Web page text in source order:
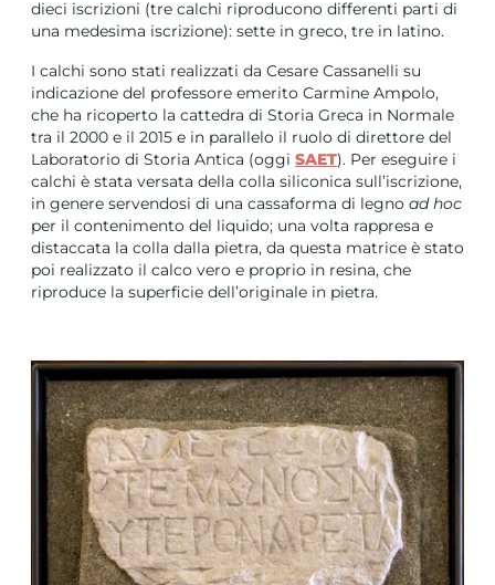
dieci iscrizioni (tre calchi riproducono differenti parti di
una medesima iscrizione): sette in greco, tre in latino.
I calchi sono stati realizzati da Cesare Cassanelli su
indicazione del professore emerito Carmine Ampolo,
che ha ricoperto la cattedra di Storia Greca in Normale
tra il 2000 e il 2015 e in parallelo il ruolo di direttore del
Laboratorio di Storia Antica (oggi SAET). Per eseguire i
calchi è stata versata della colla siliconica sull’iscrizione,
in genere servendosi di una cassaforma di legno ad hoc
per il contenimento del liquido; una volta rappresa e
distaccata la colla dalla pietra, da questa matrice è stato
poi realizzato il calco vero e proprio in resina, che
riproduce la superficie dell’originale in pietra.